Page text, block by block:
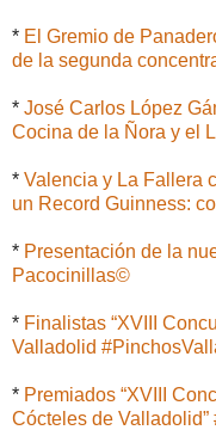
* El Gremio de
de la segunda
* José Carlos López
Cocina de la Ñora y el
* Valencia y La Fallera
un Record Guinness:
* Presentación de la
Pacocinillas©
* Finalistas “XVIII
Valladolid
* Premiados “XVIII
Cócteles de